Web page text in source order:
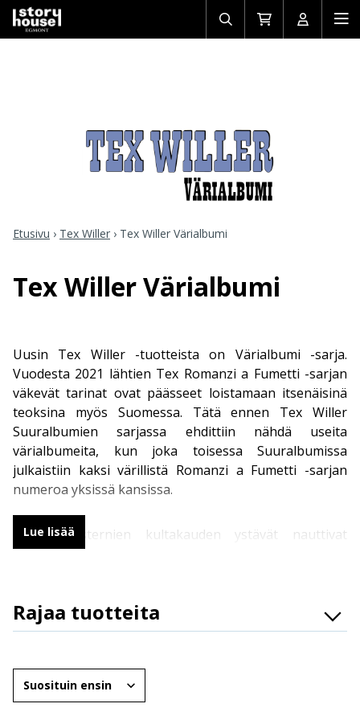
Avaa/sulje
haku
Siirry
ostoskoriin
Avaa/
Etusivu › Tex Willer › Tex Willer Värialbumi
Tex Willer Värialbumi
Uusin Tex Willer -tuotteista on Värialbumi -sarja.
Vuodesta 2021 lähtien Tex Romanzi a Fumetti -sarjan
väkevät tarinat ovat päässeet loistamaan itsenäisinä
teoksina myös Suomessa. Tätä ennen Tex Willer
Suuralbumien sarjassa ehdittiin nähdä useita
värialbumeita, kun joka toisessa Suuralbumissa
julkaistiin kaksi värillistä Romanzi a Fumetti -sarjan
numeroa yksissä kansissa.
Spagettiwesternien kultakauden ystävät nauttivat
varmasti näistä värillisistä seikkailuista. Perus-Texiä
Värillisten Tex-albumien kuvittajien lista on komeaa
sekä Texin historian ensimmäinen naiskuvittaja Laura
Lue lisää
Rajaa tuotteita
Osasto
Ikäryhmät
Järjestä